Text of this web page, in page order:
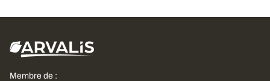
Membre de :